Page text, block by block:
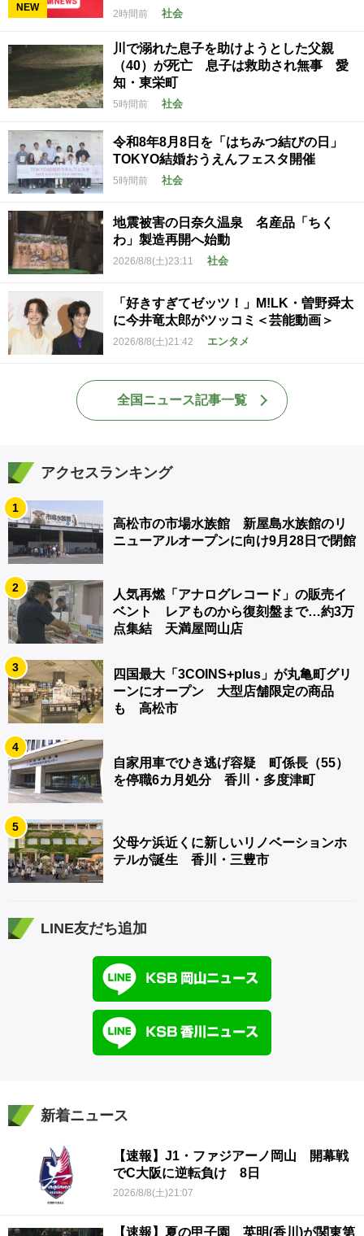
NEW
2時間前 社会
川で溺れた息子を助けようとした父親
（40）が死亡 息子は救助され無事 愛
知・東栄町
5時間前 社会
令和8年8月8日を「はちみつ結びの日」
TOKYO結婚おうえんフェスタ開催
5時間前 社会
地震被害の日奈久温泉 名産品「ちく
わ」製造再開へ始動
2026/8/8(土)23:11 社会
「好きすぎてゼッツ！」M!LK・曽野舜太
に今井竜太郎がツッコミ＜芸能動画＞
2026/8/8(土)21:42 エンタメ
全国ニュース記事一覧
アクセスランキング
1
高松市の市場水族館 新屋島水族館のリ
ニューアルオープンに向け9月28日で閉館
2
人気再燃「アナログレコード」の販売イ
ベント レアものから復刻盤まで…約3万
点集結 天満屋岡山店
3
四国最大「3COINS+plus」が丸亀町グリ
ーンにオープン 大型店舗限定の商品
も 高松市
4
自家用車でひき逃げ容疑 町係長（55）
を停職6カ月処分 香川・多度津町
5
父母ケ浜近くに新しいリノベーションホ
テルが誕生 香川・三豊市
LINE友だち追加
新着ニュース
【速報】J1・ファジアーノ岡山 開幕戦
でC大阪に逆転負け 8日
2026/8/8(土)21:07
【速報】夏の甲子園 英明(香川)が関東第